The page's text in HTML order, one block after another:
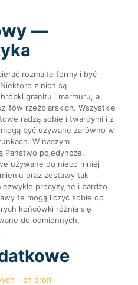
—
rozmaite formy i być
z nich są
granitu i marmuru, a
rzeźbiarskich. Wszystkie
radzą sobie i twardymi i z
być używane zarówno w
W naszym
Państwo pojedyncze,
używane do nieco mniej
oraz zestawy tak
precyzyjne i bardzo
te mogą liczyć sobie do
końcówki różnią się
do odmiennych,
i ich profili